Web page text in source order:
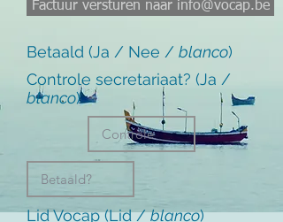
Factuur versturen naar info@vocap.be
Betaald (Ja / Nee / blanco)
Controle secretariaat? (Ja /
blanco)
Lid Vocap (Lid /blanco)